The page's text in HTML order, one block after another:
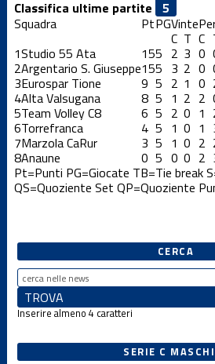
Classifica ultime partite
Squadra
PtPGVinte
C T C
1Studio 55 Ata 155 2 3 0
2Argentario S. Giuseppe155 3 2 0
3Eurospar Tione 9 5 2 1 0
4Alta Valsugana 8 5 1 2 2
5Team Volley C8 6 5 2 0 1
6Torrefranca 4 5 1 0 1
7Marzola CaRur 3 5 1 0 2
8Anaune 0 5 0 0 2
Pt=Punti PG=Giocate TB=Tie break
QS=Quoziente Set QP=Quoziente
CERCA
Inserire almeno 4 caratteri
SERIE C